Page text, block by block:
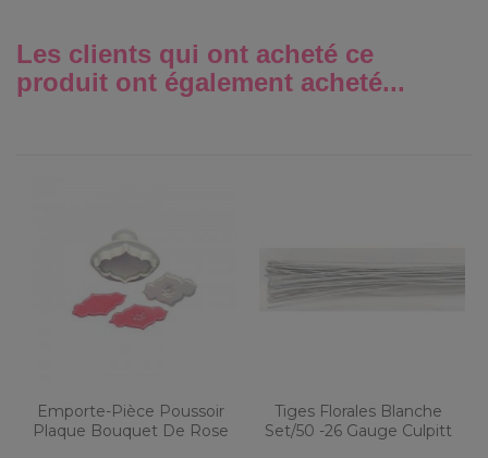
Les clients qui ont acheté ce
produit ont également acheté...
Emporte-Pièce Poussoir
Plaque Bouquet De Rose
Tiges Florales Blanche
Set/50 -26 Gauge Culpitt